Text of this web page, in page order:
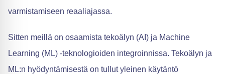
varmistamiseen reaaliajassa.
Sitten meillä on osaamista tekoälyn (AI) ja Machine
Learning (ML) -teknologioiden integroinnissa. Tekoälyn ja
ML:n hyödyntämisestä on tullut yleinen käytäntö